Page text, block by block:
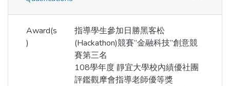
Award(s
)
指導學生參加日勝黑客松
(Hackathon)競賽”金融科技”創意競
賽第三名
108學年度 靜宜大學校內績優社團
評鑑觀摩會指導老師優等獎